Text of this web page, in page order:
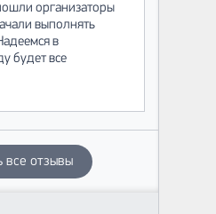
организаторы
выполнять
в
будет все
все отзывы